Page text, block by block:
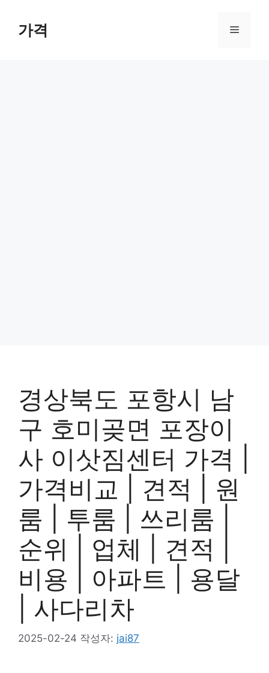
가격 메
경상북도 포항시 남
구 호미곶면 포장이
사 이삿짐센터 가격 |
가격비교 | 견적 | 원
룸 | 투룸 | 쓰리룸 |
순위 | 업체 | 견적 |
비용 | 아파트 | 용달
| 사다리차
2025-02-24 작성자: jai87